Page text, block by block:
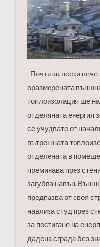
Почти за всеки
оразмерената
топлоизолация ще
отделяната енергия
се учудвате от
вътрешната
отделената в
преминава през
загубва навън.
предпазва от своя
навлиза студ през
за постигане на
дадена сграда без